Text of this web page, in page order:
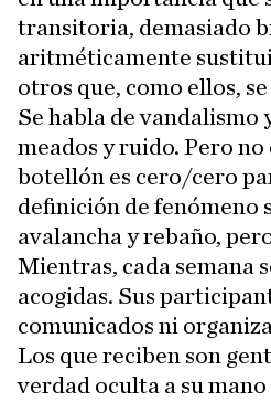
transitoria, demasiado
aritméticamente
otros que, como ellos,
Se habla de vandalismo
meados y ruido. Pero no
botellón es cero/cero
definición de fenómeno
avalancha y rebaño,
Mientras, cada semana
acogidas. Sus
comunicados ni
Los que reciben son
verdad oculta a su